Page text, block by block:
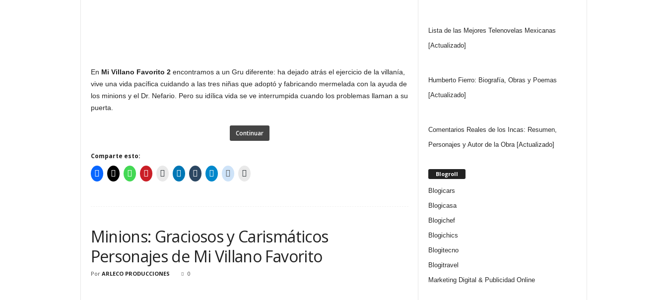
En Mi Villano Favorito 2encontramos a un Gru diferente: ha dejado atrás el ejercicio de la villanía,
vive una vida pacífica cuidando a las tres niñas que adoptó y fabricando mermelada con la ayuda de
los minions y el Dr. Nefario. Pero su idílica vida se ve interrumpida cuando los problemas llaman a su
puerta.
Continuar
Comparte esto:
Minions: Graciosos y Carismáticos
Personajes de Mi Villano Favorito
Por ARLECO PRODUCCIONES 0
Lista de las Mejores Telenovelas Mexicanas
[Actualizado]
Humberto Fierro: Biografía, Obras y Poemas
[Actualizado]
Comentarios Reales de los Incas: Resumen,
Personajes y Autor de la Obra [Actualizado]
Blogroll
Blogicars
Blogicasa
Blogichef
Blogichics
Blogitecno
Blogitravel
Marketing Digital & Publicidad Online